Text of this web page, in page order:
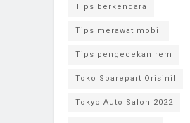
Tips berkendara
Tips merawat mobil
Tips pengecekan rem
Toko Sparepart Orisinil
Tokyo Auto Salon 2022